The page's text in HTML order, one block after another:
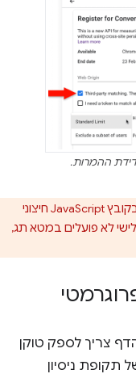
ההמרות.
אסור לספק אסימון של צד שלישי בקובץ JavaScript חיצוני
לא פועלים במטא תג,
צריך לספק טוקן
תקופת ניסיון